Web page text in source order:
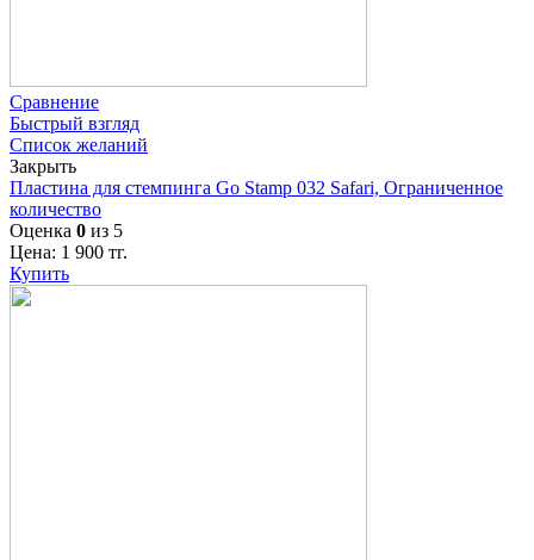
Сравнение
Быстрый взгляд
Список желаний
Закрыть
Пластина для стемпинга Go Stamp 032 Safari, Ограниченное
количество
Оценка 0 из 5
Цена: 1 900 тг.
Купить